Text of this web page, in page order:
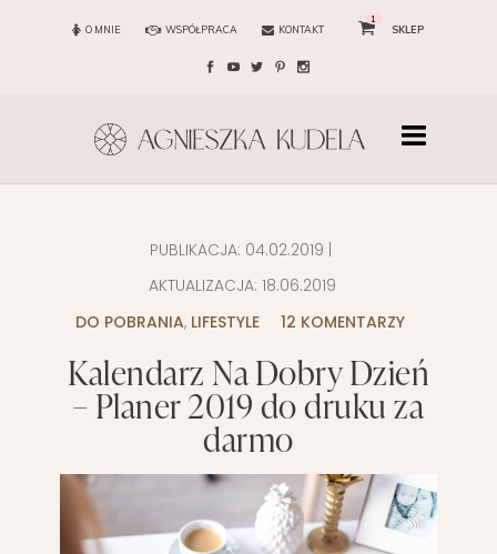
O MNIE WSPÓŁPRACA KONTAKT
1
SKLEP
PUBLIKACJA: 04.02.2019
AKTUALIZACJA: 18.06.2019
DO POBRANIA, LIFESTYLE 12 KOMENTARZY
Kalendarz Na Dobry Dzień
– Planer 2019 do druku za
darmo